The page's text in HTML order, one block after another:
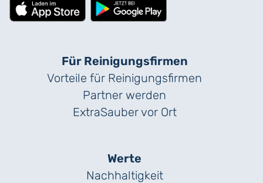
Für Reinigungs­firmen
Vorteile für Reinigungs­firmen
Partner werden
ExtraSauber vor Ort
Werte
Nachhaltigkeit